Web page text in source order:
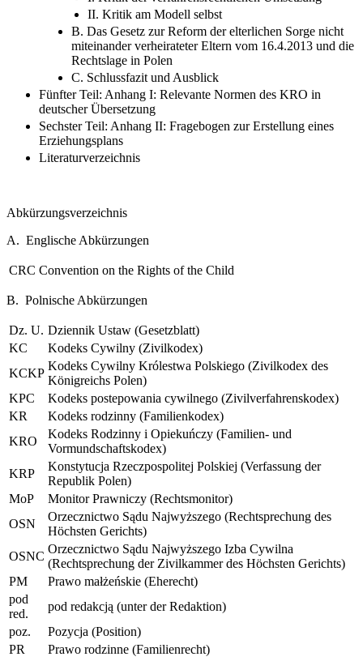
A. Kritik
I. Kritik der verfahrensrechtlichen Umsetzung
II. Kritik am Modell selbst
B. Das Gesetz zur Reform der elterlichen Sorge nicht
miteinander verheirateter Eltern vom 16.4.2013 und die
Rechtslage in Polen
C. Schlussfazit und Ausblick
Fünfter Teil: Anhang I: Relevante Normen des KRO in
deutscher Übersetzung
Sechster Teil: Anhang II: Fragebogen zur Erstellung eines
Abkürzungsverzeichnis
A. Englische Abkürzungen
CRC Convention on the Rights of the Child
B. Polnische Abkürzungen
Dziennik Ustaw (Gesetzblatt)
KC
Kodeks Cywilny (Zivilkodex)
KCKP
Kodeks Cywilny Królestwa Polskiego (Zivilkodex des
Königreichs Polen)
Kodeks postepowania cywilnego (Zivilverfahrenskodex)
KR
Kodeks rodzinny (Familienkodex)
KRO
Kodeks Rodzinny i Opiekuńczy (Familien- und
Vormundschaftskodex)
KRP
Konstytucja Rzeczpospolitej Polskiej (Verfassung der
Republik Polen)
MoP
Monitor Prawniczy (Rechtsmonitor)
OSN
Orzecznictwo Sądu Najwyższego (Rechtsprechung des
Höchsten Gerichts)
OSNC
Orzecznictwo Sądu Najwyższego Izba Cywilna
(Rechtsprechung der Zivilkammer des Höchsten Gerichts)
PM
Prawo małżeńskie (Eherecht)
pod
red.
pod redakcją (unter der Redaktion)